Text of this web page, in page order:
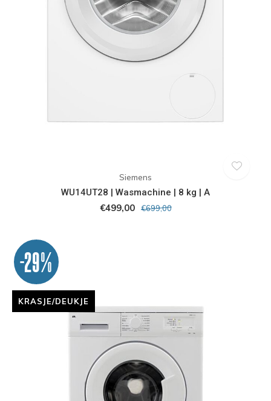
Siemens
WU14UT28 | Wasmachine | 8 kg | A
€499,00 €699,00
-29%
KRASJE/DEUKJE